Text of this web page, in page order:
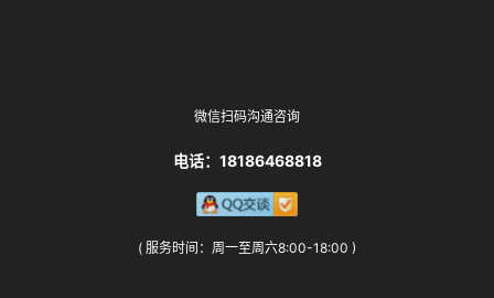
微信扫码沟通咨询
电话：18186468818
( 服务时间：周一至周六8:00-18:00 )